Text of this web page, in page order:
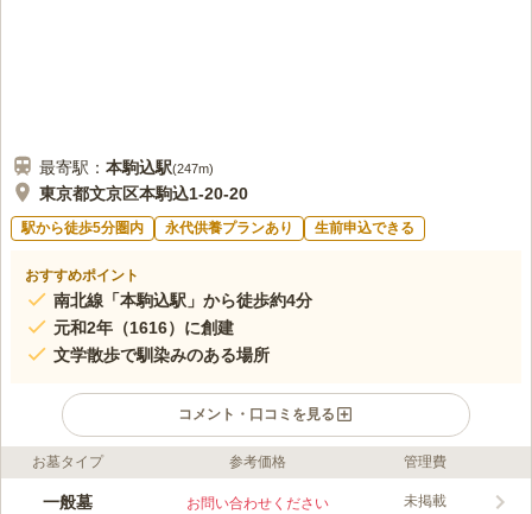
最寄駅： 本駒込駅(247m)
東京都文京区本駒込1-20-20
駅から徒歩5分圏内 永代供養プランあり 生前申込できる
おすすめポイント
南北線「本駒込駅」から徒歩約4分
元和2年（1616）に創建
文学散歩で馴染みのある場所
コメント・口コミを見る
ライフドット編集部のコメント
本郷通りに面していたので迷わずに行くことができ、大通りが近
お墓タイプ 参考価格 管理費
一般墓 お問い合わせください 未掲載